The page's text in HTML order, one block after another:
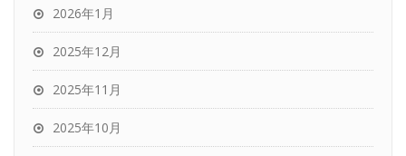
2026年1月
2025年12月
2025年11月
2025年10月